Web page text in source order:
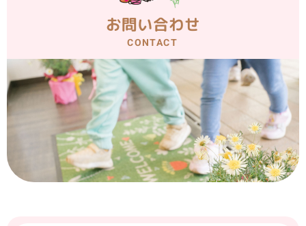
お問い合わせ
CONTACT